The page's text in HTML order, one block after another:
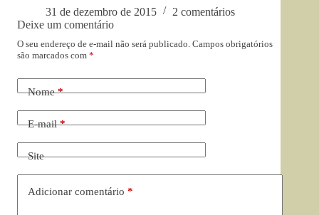
31 de dezembro de 2015
2 comentários
Deixe um comentário
O seu endereço de e-mail não será publicado. Campos obrigatórios
são marcados com *
Nome*
E-mail*
Site
Adicionar comentário *